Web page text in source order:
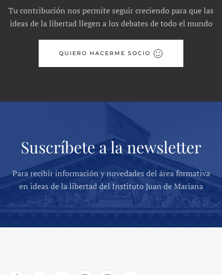
Tu contribución nos permite seguir creciendo para que las
ideas de la libertad llegen a los debates de todo el mundo
QUIERO HACERME SOCIO
Suscríbete a la newsletter
Para recibir información y novedades del área formativa
en ideas de la libertad del Instituto Juan de Mariana